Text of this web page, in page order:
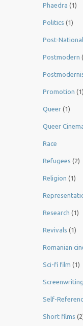
Phaedra (1)
Politics (1)
Post-
Postmodern
Promotion (1)
Queer (1)
Queer
Race
Refugees (2)
Religion (1)
Research (1)
Revivals (1)
Romanian
Sci-fi film (1)
Screenwriting
Self-
Short films